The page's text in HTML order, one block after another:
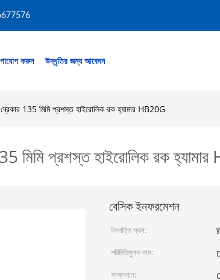
করুন উদ্ধৃতির জন্য আবেদন
135 মিমি প্রশস্ত হাইরোলিক রক হ্যামার HB20G
মিমি প্রশস্ত হাইরোলিক রক
বেসিক ইনফরমেশন
উৎপত্তি স্থল:
পরিচিতিমুলক নাম:
সাক্ষ্যদান: